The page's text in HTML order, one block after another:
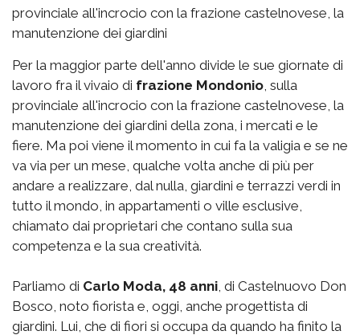
provinciale all'incrocio con la frazione castelnovese, la
manutenzione dei giardini
Per la maggior parte dell'anno divide le sue giornate di
lavoro fra il vivaio di frazione Mondonio , sulla
provinciale all'incrocio con la frazione castelnovese, la
manutenzione dei giardini della zona, i mercati e le
fiere. Ma poi viene il momento in cui fa la valigia e se ne
va via per un mese, qualche volta anche di più per
andare a realizzare, dal nulla, giardini e terrazzi verdi in
tutto il mondo, in appartamenti o ville esclusive,
chiamato dai proprietari che contano sulla sua
competenza e la sua creatività.
Parliamo di Carlo Moda, 48 anni , di Castelnuovo Don
Bosco, noto fiorista e, oggi, anche progettista di
giardini. Lui, che di fiori si occupa da quando ha finito la